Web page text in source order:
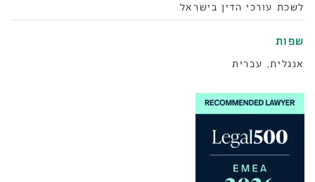
לשכת עורכי הדין בישראל
שפות
אנגלית, עברית